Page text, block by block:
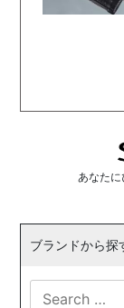
あなた
ブランドから探